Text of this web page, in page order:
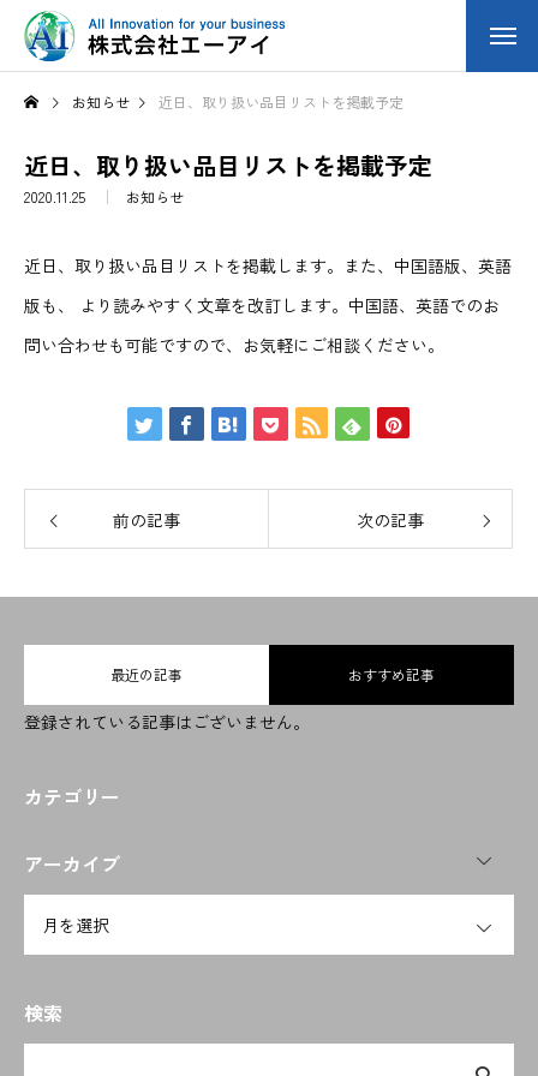
会社概要
お問い合わせ
ENGLISH
CHINESE
お知らせ 近日、取り扱い品目リストを掲載予定
近日、取り扱い品目リストを掲載予定
2020.11.25 お知らせ
近日、取り扱い品目リストを掲載します。また、中国語版、英語
版も、 より読みやすく文章を改訂します。中国語、英語でのお
問い合わせも可能ですので、お気軽にご相談ください。
前の記事 次の記事
最近の記事 おすすめ記事
登録されている記事はございません。
カテゴリー
アーカイブ
検索